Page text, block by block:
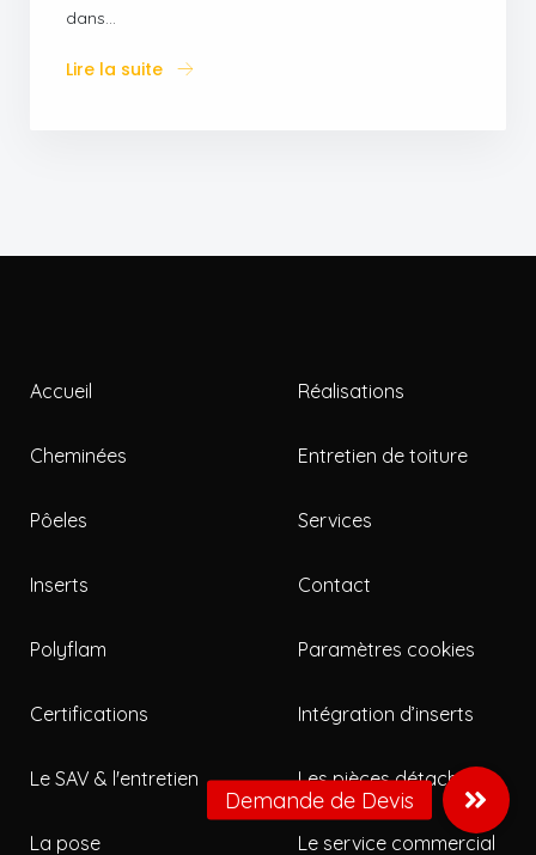
dans…
Lire la suite
Accueil
Cheminées
Pôeles
Inserts
Polyflam
Réalisations
Entretien de toiture
Services
Contact
Paramètres cookies
Certifications
Le SAV & l'entretien
La pose
Intégration d’inserts
Les pièces détachées
Le service commercial